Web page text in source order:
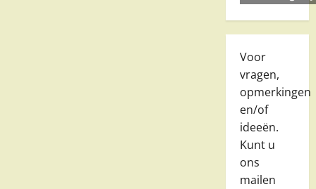
Voor
vragen,
opmerkingen
en/of
ideeën.
Kunt u
ons
mailen